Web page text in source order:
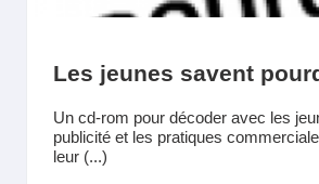
Les jeunes savent
Un cd-rom pour décoder avec les
publicité et les pratiques
leur (...)